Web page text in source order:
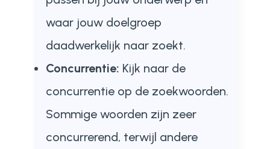
waar jouw doelgroep
daadwerkelijk naar zoekt.
Concurrentie: Kijk naar de
concurrentie op de zoekwoorden.
Sommige woorden zijn zeer
concurrerend, terwijl andere